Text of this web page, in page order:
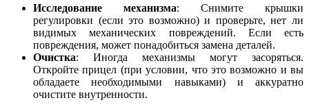
Исследование механизма: Снимите крышки
регулировки (если это возможно) и проверьте, нет ли
видимых механических повреждений. Если есть
повреждения, может понадобиться замена деталей.
Очистка: Иногда механизмы могут засоряться.
Откройте прицел (при условии, что это возможно и вы
обладаете необходимыми навыками) и аккуратно
очистите внутренности.